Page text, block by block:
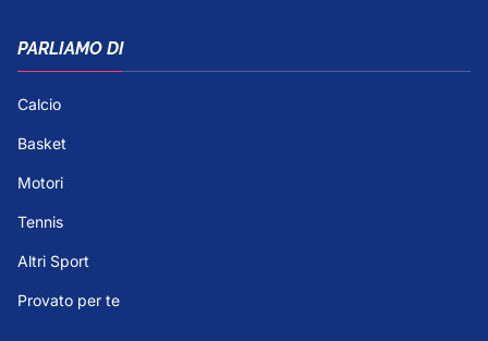
PARLIAMO DI
Calcio
Basket
Motori
Tennis
Altri Sport
Provato per te